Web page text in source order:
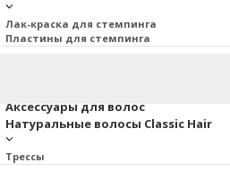
Лак-краска для стемпинга
Пластины для стемпинга
Аксессуары для волос
Натуральные волосы Classic Hair
Трессы